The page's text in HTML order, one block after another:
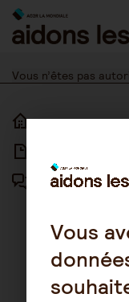
Skip
content
Vous n’êtes pas
ACCUEIL
FORUM
Vous